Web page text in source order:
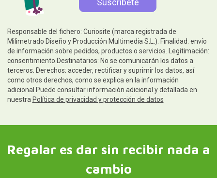
Responsable del fichero: Curiosite (marca registrada de
Milimetrado Diseño y Producción Multimedia S.L.). Finalidad: envío
de información sobre pedidos, productos o servicios. Legitimación:
consentimiento.Destinatarios: No se comunicarán los datos a
terceros. Derechos: acceder, rectificar y suprimir los datos, así
como otros derechos, como se explica en la información
adicional.Puede consultar información adicional y detallada en
nuestra Política de privacidad y protección de datos
Regalar es dar sin recibir nada a
cambio